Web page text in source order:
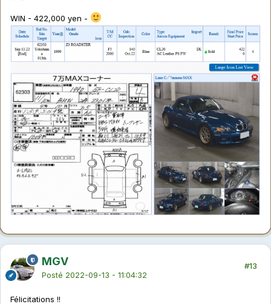
WIN - 422,000 yen -
MGV
Posté 2022-09-13 - 11:04:32
#13
Félicitations !!